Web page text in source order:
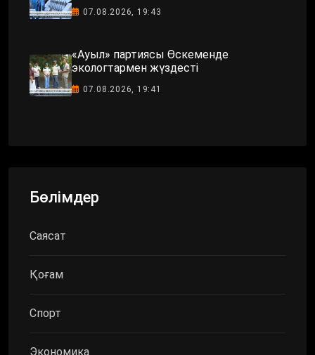
07.08.2026, 19:43
«Ауыл» партиясы Өскеменде
экологтармен жүздесті
07.08.2026, 19:41
Бөлімдер
Саясат
Қоғам
Спорт
Экономика